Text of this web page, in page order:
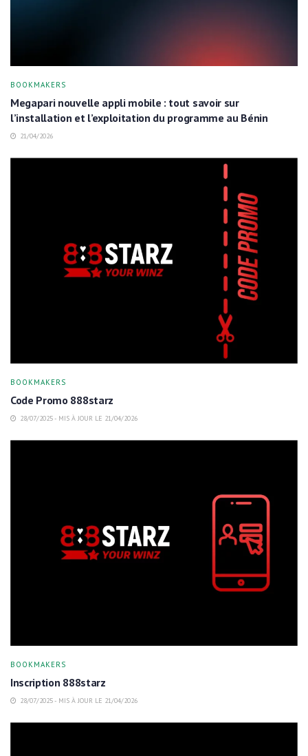
BOOKMAKERS
Megapari nouvelle appli mobile : tout savoir sur
l’installation et l’exploitation du programme au Bénin
21/04/2026
BOOKMAKERS
Code Promo 888starz
28/07/2025 - MIS À JOUR LE 21/04/2026
BOOKMAKERS
Inscription 888starz
28/07/2025 - MIS À JOUR LE 21/04/2026